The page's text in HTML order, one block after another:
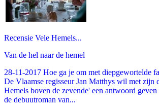
Recensie Vele Hemels...
Van de hel naar de hemel
28-11-2017 Hoe ga je om met diepgewortelde
De Vlaamse regisseur Jan Matthys wil met zijn
Hemels boven de zevende' een antwoord
de debuutroman van...